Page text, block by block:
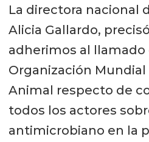
La directora nacional
Alicia Gallardo,
adherimos al llamado
Organización Mundial
Animal respecto de
todos los actores
antimicrobiano en la